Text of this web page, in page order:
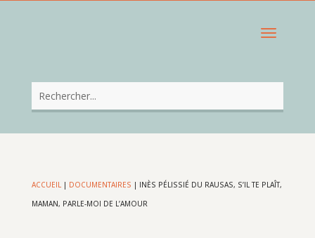
ACCUEIL| DOCUMENTAIRES | INÈS PÉLISSIÉ DU RAUSAS, S’IL TE PLAÎT,
MAMAN, PARLE-MOI DE L’AMOUR